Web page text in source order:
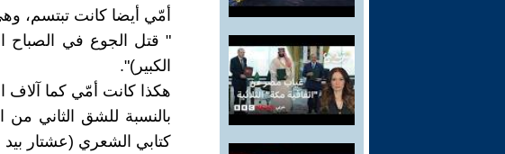
أمّي أيضا كانت تبتسم،
" قتل الجوع في الصباح
الكبير)".
هكذا كانت أمّي كما آلاف
بالنسبة للشق الثاني من
كتابي الشعري (عشتار